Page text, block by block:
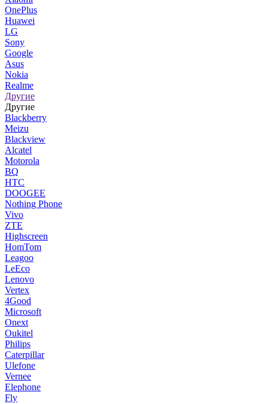
OnePlus
Huawei
LG
Sony
Google
Asus
Nokia
Realme
Другие
Другие
Blackberry
Meizu
Blackview
Alcatel
Motorola
BQ
HTC
DOOGEE
Nothing Phone
Vivo
ZTE
Highscreen
HomTom
Leagoo
LeEco
Lenovo
Vertex
4Good
Microsoft
Onext
Oukitel
Philips
Caterpillar
Ulefone
Vernee
Elephone
Fly